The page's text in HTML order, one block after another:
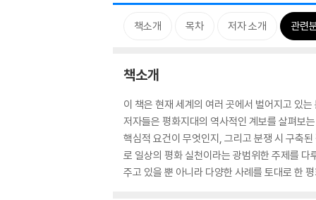
책소개 목차 저자 소개 관련
책소개
이 책은 현재 세계의 여러 곳에서 벌어지고 있
저자들은 평화지대의 역사적인 계보를 살펴보
핵심적 요건이 무엇인지, 그리고 분쟁 시 구축
로 일상의 평화 실천이라는 광범위한 주제를
주고 있을 뿐 아니라 다양한 사례를 토대로 한